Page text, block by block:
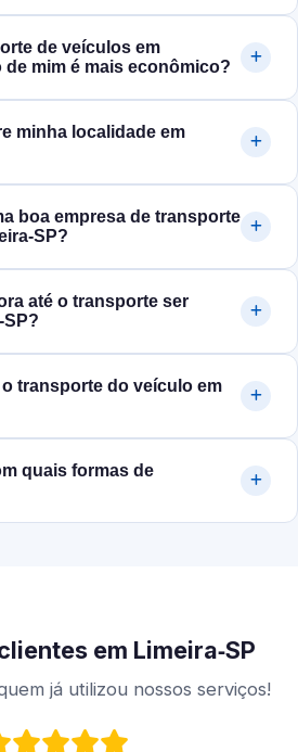
de veículos em
de mim é mais econômico?
minha localidade em
boa empresa de transporte
até o transporte ser
transporte do veículo em
quais formas de
em Limeira‑SP
já utilizou nossos serviços!